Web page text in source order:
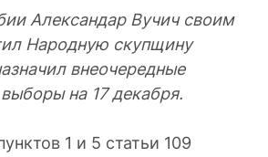
Александар Вучич своим
Народную скупщину
внеочередные
на 17 декабря.
1 и 5 статьи 109